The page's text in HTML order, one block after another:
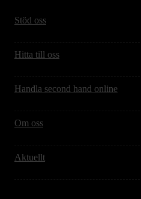
Stöd oss
Hitta till oss
Handla second hand online
Om oss
Aktuellt